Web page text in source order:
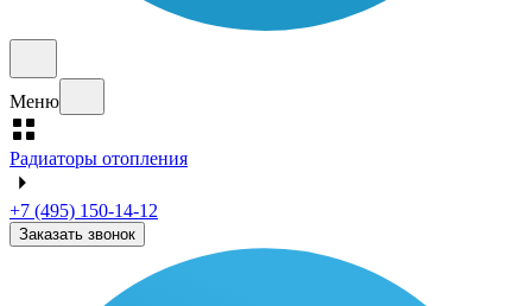
Меню
Радиаторы отопления
+7 (495) 150-14-12
Заказать звонок